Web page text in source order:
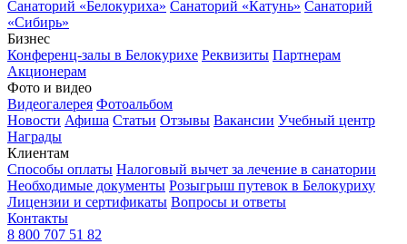
Санаторий «Белокуриха» Санаторий «Катунь» Санаторий
«Сибирь»
Бизнес
Конференц-залы в Белокурихе Реквизиты Партнерам
Акционерам
Фото и видео
Видеогалерея Фотоальбом
Новости Афиша Статьи Отзывы Вакансии Учебный центр
Награды
Клиентам
Способы оплаты Налоговый вычет за лечение в санатории
Необходимые документы Розыгрыш путевок в Белокуриху
Лицензии и сертификаты Вопросы и ответы
Контакты
8 800 707 51 82